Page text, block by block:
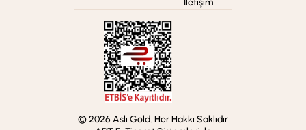
İletişim
© 2026 Aslı Gold. Her Hakkı Saklıdır